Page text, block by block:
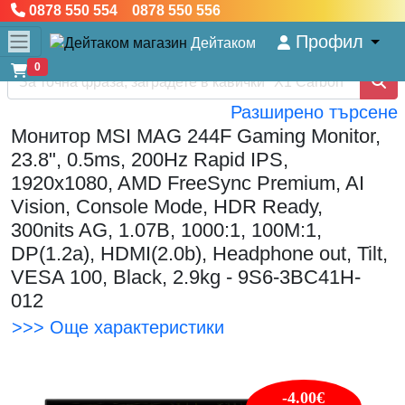
0878 550 554 0878 550 556
Дейтаком Профил
0
Разширено търсене
Монитор MSI MAG 244F Gaming Monitor,
23.8", 0.5ms, 200Hz Rapid IPS,
1920x1080, AMD FreeSync Premium, AI
Vision, Console Mode, HDR Ready,
300nits AG, 1.07B, 1000:1, 100M:1,
DP(1.2a), HDMI(2.0b), Headphone out, Tilt,
VESA 100, Black, 2.9kg - 9S6-3BC41H-
012
>>> Още характеристики
-4.00€